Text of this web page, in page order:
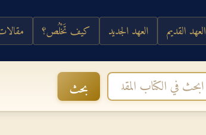
العهد القديم العهد الجديد كيف تَخْلُص؟
بحث